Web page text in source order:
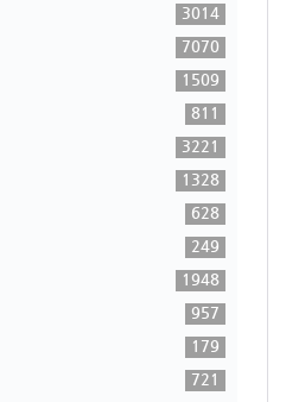
3014
7070
1509
811
3221
1328
628
249
1948
957
179
721